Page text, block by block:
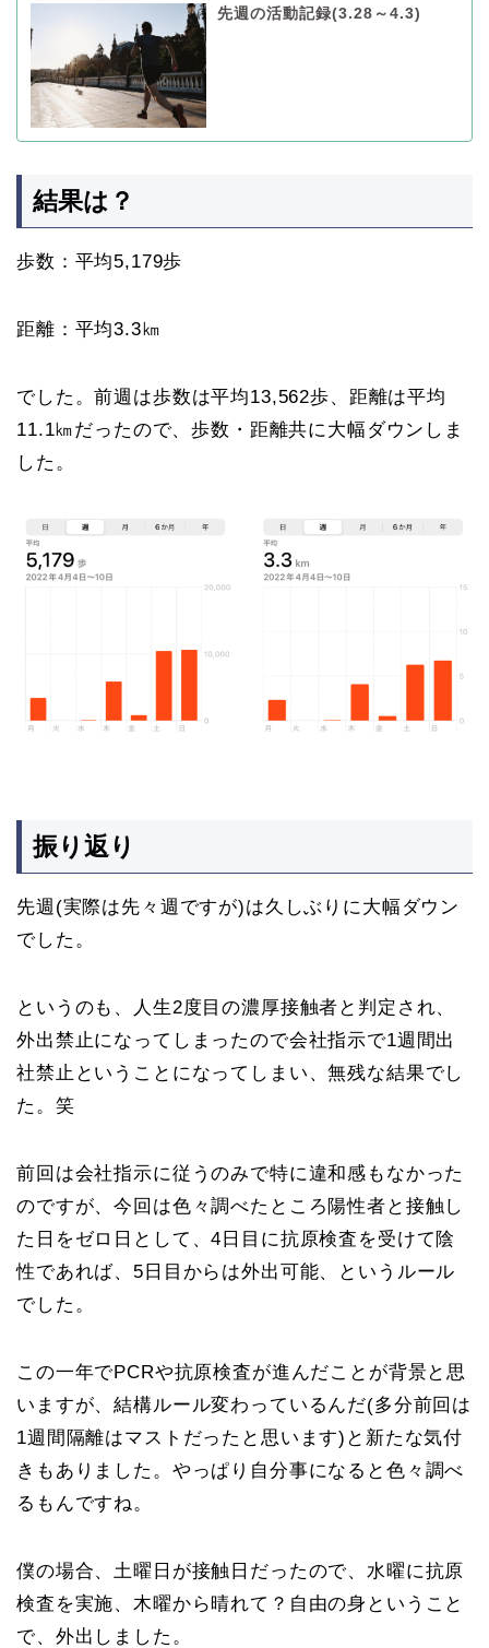
先週の活動記録(3.28～4.3)
結果は？
歩数：平均5,179歩
距離：平均3.3㎞
でした。前週は歩数は平均13,562歩、距離は平均
11.1㎞だったので、歩数・距離共に大幅ダウンしま
した。
振り返り
先週(実際は先々週ですが)は久しぶりに大幅ダウン
でした。
というのも、人生2度目の濃厚接触者と判定され、
外出禁止になってしまったので会社指示で1週間出
社禁止ということになってしまい、無残な結果でし
た。笑
前回は会社指示に従うのみで特に違和感もなかった
のですが、今回は色々調べたところ陽性者と接触し
た日をゼロ日として、4日目に抗原検査を受けて陰
性であれば、5日目からは外出可能、というルール
でした。
この一年でPCRや抗原検査が進んだことが背景と思
いますが、結構ルール変わっているんだ(多分前回は
1週間隔離はマストだったと思います)と新たな気付
きもありました。やっぱり自分事になると色々調べ
るもんですね。
僕の場合、土曜日が接触日だったので、水曜に抗原
検査を実施、木曜から晴れて？自由の身ということ
で、外出しました。